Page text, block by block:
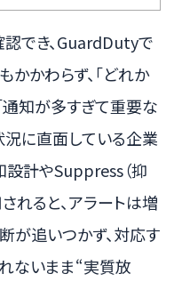
でき、GuardDutyで
かわらず、「どれか
通知が多すぎて重要な
況に直面している企業
設計やSuppress（抑
れると、アラートは増
が追いつかず、対応す
ないまま“実質放